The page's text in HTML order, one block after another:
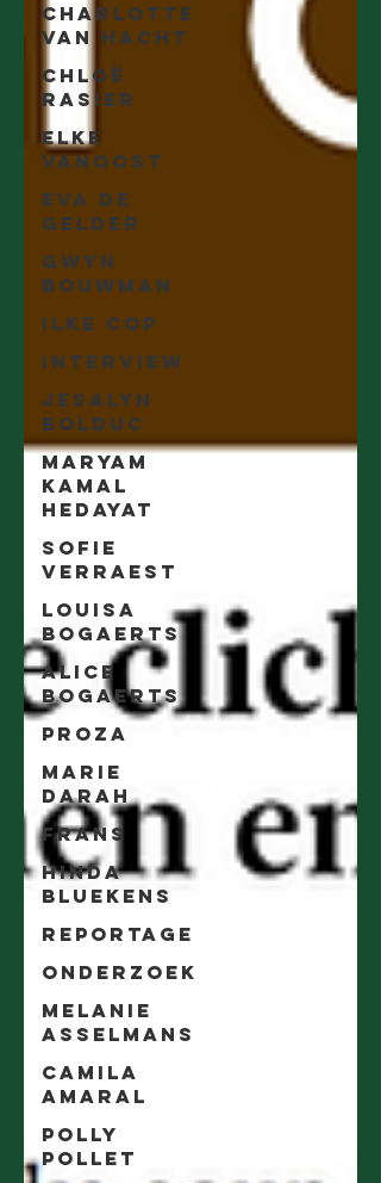
Charlotte
Van Hacht
Chloë
Rasier
Elke
Vanoost
Eva De
Gelder
Gwyn
Bouwman
Ilke Cop
Interview
Jesalyn
Bolduc
Maryam
Kamal
Hedayat
Sofie
Verraest
Louisa
Bogaerts
Alice
Bogaerts
Proza
Marie
Darah
Frans
Hinda
Bluekens
Reportage
Onderzoek
Melanie
Asselmans
Camila
Amaral
Polly
Pollet